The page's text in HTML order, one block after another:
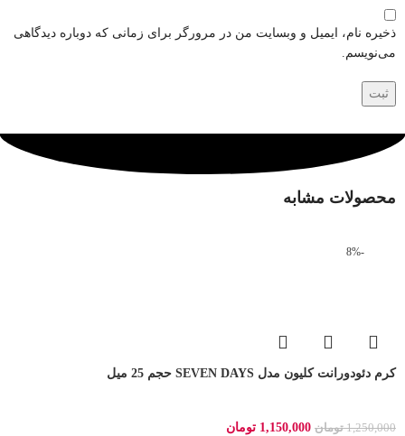
ذخیره نام، ایمیل و وبسایت من در مرورگر برای زمانی که دوباره دیدگاهی
می‌نویسم.
محصولات مشابه
-8%
کرم دئودورانت کلیون مدل SEVEN DAYS حجم 25 میل
1,250,000 تومان 1,150,000 تومان